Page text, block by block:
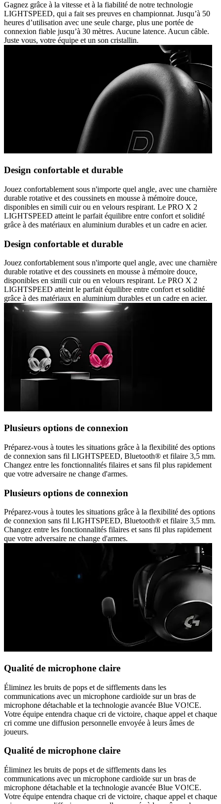
Gagnez grâce à la vitesse et à la fiabilité de notre technologie
LIGHTSPEED, qui a fait ses preuves en championnat. Jusqu’à 50
heures d’utilisation avec une seule charge, plus une portée de
connexion fiable jusqu’à 30 mètres. Aucune latence. Aucun câble.
Juste vous, votre équipe et un son cristallin.
Design confortable et durable
Jouez confortablement sous n'importe quel angle, avec une charnière
durable rotative et des coussinets en mousse à mémoire douce,
disponibles en simili cuir ou en velours respirant. Le PRO X 2
LIGHTSPEED atteint le parfait équilibre entre confort et solidité
grâce à des matériaux en aluminium durables et un cadre en acier.
Design confortable et durable
Jouez confortablement sous n'importe quel angle, avec une charnière
durable rotative et des coussinets en mousse à mémoire douce,
disponibles en simili cuir ou en velours respirant. Le PRO X 2
LIGHTSPEED atteint le parfait équilibre entre confort et solidité
grâce à des matériaux en aluminium durables et un cadre en acier.
Plusieurs options de connexion
Préparez-vous à toutes les situations grâce à la flexibilité des options
de connexion sans fil LIGHTSPEED, Bluetooth® et filaire 3,5 mm.
Changez entre les fonctionnalités filaires et sans fil plus rapidement
que votre adversaire ne change d'armes.
Plusieurs options de connexion
Préparez-vous à toutes les situations grâce à la flexibilité des options
de connexion sans fil LIGHTSPEED, Bluetooth® et filaire 3,5 mm.
Changez entre les fonctionnalités filaires et sans fil plus rapidement
que votre adversaire ne change d'armes.
Qualité de microphone claire
Éliminez les bruits de pops et de sifflements dans les
communications avec un microphone cardioïde sur un bras de
microphone détachable et la technologie avancée Blue VO!CE.
Votre équipe entendra chaque cri de victoire, chaque appel et chaque
cri comme une diffusion personnelle envoyée à leurs âmes de
joueurs.
Qualité de microphone claire
Éliminez les bruits de pops et de sifflements dans les
communications avec un microphone cardioïde sur un bras de
microphone détachable et la technologie avancée Blue VO!CE.
Votre équipe entendra chaque cri de victoire, chaque appel et chaque